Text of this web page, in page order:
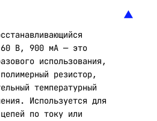
60 В, 900 мА — это
использования,
резистор,
температурный
Используется для
по току или